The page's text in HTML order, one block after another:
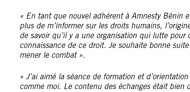
« En tant que nouvel adhérent à Amnesty Bénin
plus de m’informer sur les droits humains,
de savoir qu’il y a une organisation qui lutte
connaissance de ce droit. Je souhaite bonne
mener le combat ».
« J’ai aimé la séance de formation et
comme moi. Le contenu des échanges était bien